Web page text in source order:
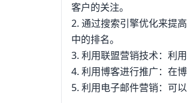
客户的关注。
2. 通过搜索引擎优化来提
中的排名。
3. 利用联盟营销技术：利
4. 利用博客进行推广：在
5. 利用电子邮件营销：可